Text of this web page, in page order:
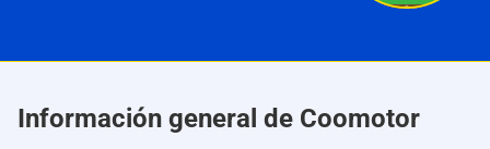
Información general de Coomotor